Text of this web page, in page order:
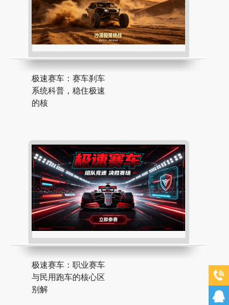
极速赛车：赛车刹车
系统科普，稳住极速
的核
极速赛车：职业赛车
与民用跑车的核心区
别解